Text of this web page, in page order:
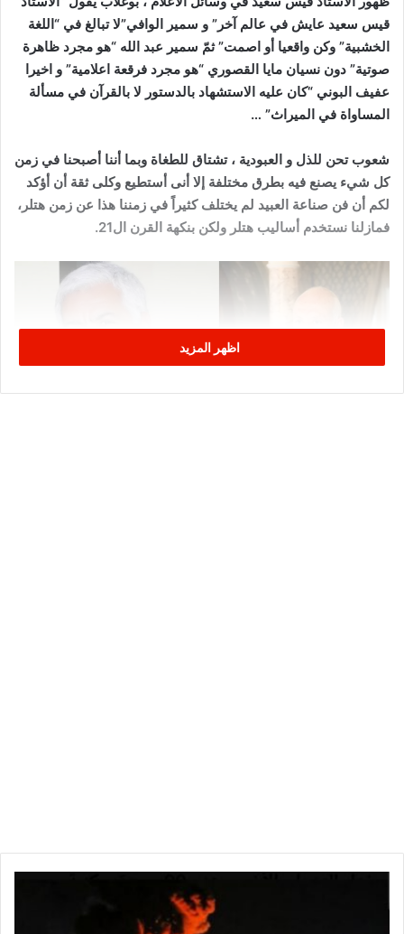
قيس سعيد عايش في عالم آخر” و سمير الوافي”لا تبالغ في “اللغة
الخشبية” وكن واقعيا أو اصمت” ثمّ سمير عبد الله “هو مجرد ظاهرة
صوتية” دون نسيان مايا القصوري “هو مجرد فرقعة اعلامية” و اخيرا
عفيف البوني “كان عليه الاستشهاد بالدستور لا بالقرآن في مسألة
المساواة في الميراث” …
شعوب تحن للذل و العبودية ، تشتاق للطغاة وبما أننا أصبحنا في زمن
كل شيء يصنع فيه بطرق مختلفة إلا أنى أستطيع وكلى ثقة أن أؤكد
لكم أن فن صناعة العبيد لم يختلف كثيراً في زمننا هذا عن زمن هتلر،
فمازلنا نستخدم أساليب هتلر ولكن بنكهة القرن ال21.
اظهر المزيد